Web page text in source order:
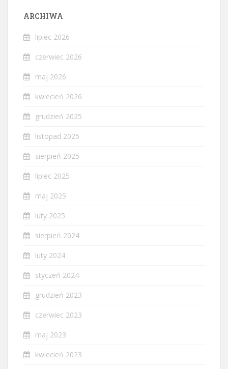
ARCHIWA
lipiec 2026
czerwiec 2026
maj 2026
kwiecień 2026
grudzień 2025
listopad 2025
sierpień 2025
lipiec 2025
maj 2025
luty 2025
sierpień 2024
luty 2024
styczeń 2024
grudzień 2023
czerwiec 2023
maj 2023
kwiecień 2023